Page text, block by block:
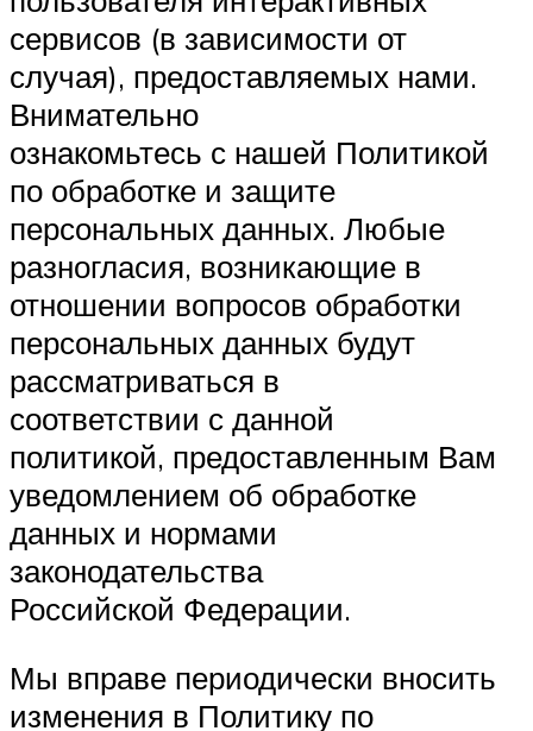
сервисов (в зависимости от
случая), предоставляемых нами.
Внимательно
ознакомьтесь с нашей Политикой
по обработке и защите
персональных данных. Любые
разногласия, возникающие в
отношении вопросов обработки
персональных данных будут
рассматриваться в
соответствии с данной
политикой, предоставленным Вам
уведомлением об обработке
данных и нормами
законодательства
Российской Федерации.
Мы вправе периодически вносить
изменения в Политику по